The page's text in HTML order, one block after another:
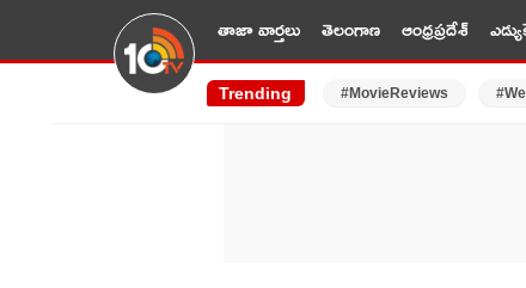
తాజా వార్తలు తెలంగాణ ఆంధ్రప్రదేశ్
Trending #MovieReviews